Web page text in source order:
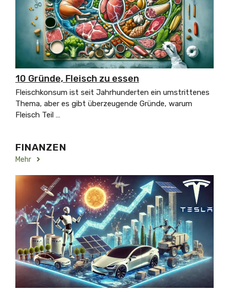
10 Gründe, Fleisch zu essen
Fleischkonsum ist seit Jahrhunderten ein umstrittenes
Thema, aber es gibt überzeugende Gründe, warum
Fleisch Teil …
FINANZEN
Mehr